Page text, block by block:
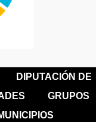
DIPUTACIÓN DE
GRUPOS